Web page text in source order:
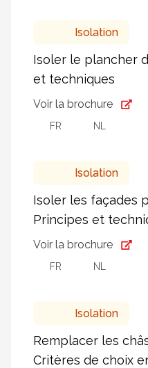
Isolation
Isoler le plancher
et techniques
Voir la brochure
FR NL
Isolation
Isoler les façades
Principes et
Voir la brochure
FR NL
Isolation
Remplacer les
Critères de choix